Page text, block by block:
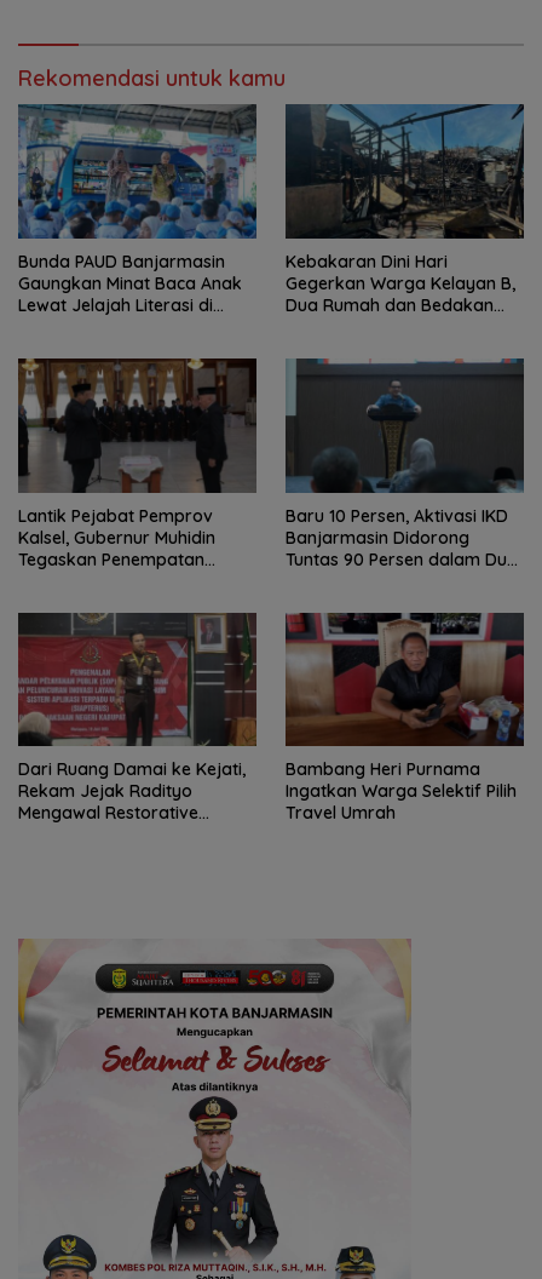
Rekomendasi untuk kamu
Bunda PAUD Banjarmasin
Gaungkan Minat Baca Anak
Lewat Jelajah Literasi di
Kebakaran Dini Hari
Gegerkan Warga Kelayan B,
Dua Rumah dan Bedakan
Lantik Pejabat Pemprov
Kalsel, Gubernur Muhidin
Tegaskan Penempatan
Baru 10 Persen, Aktivasi IKD
Banjarmasin Didorong
Tuntas 90 Persen dalam Dua
Dari Ruang Damai ke Kejati,
Rekam Jejak Radityo
Mengawal Restorative
Bambang Heri Purnama
Ingatkan Warga Selektif Pilih
Travel Umrah